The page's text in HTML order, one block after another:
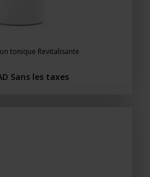
tonique Revitalisante
Sans les taxes